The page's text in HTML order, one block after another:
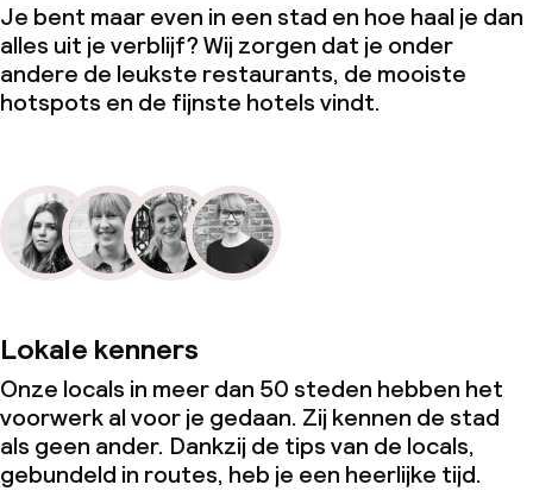
Je bent maar even in een stad en hoe haal je dan
alles uit je verblijf? Wij zorgen dat je onder
andere de leukste restaurants, de mooiste
hotspots en de fijnste hotels vindt.
Lokale kenners
Onze locals in meer dan 50 steden hebben het
voorwerk al voor je gedaan. Zij kennen de stad
als geen ander. Dankzij de tips van de locals,
gebundeld in routes, heb je een heerlijke tijd.